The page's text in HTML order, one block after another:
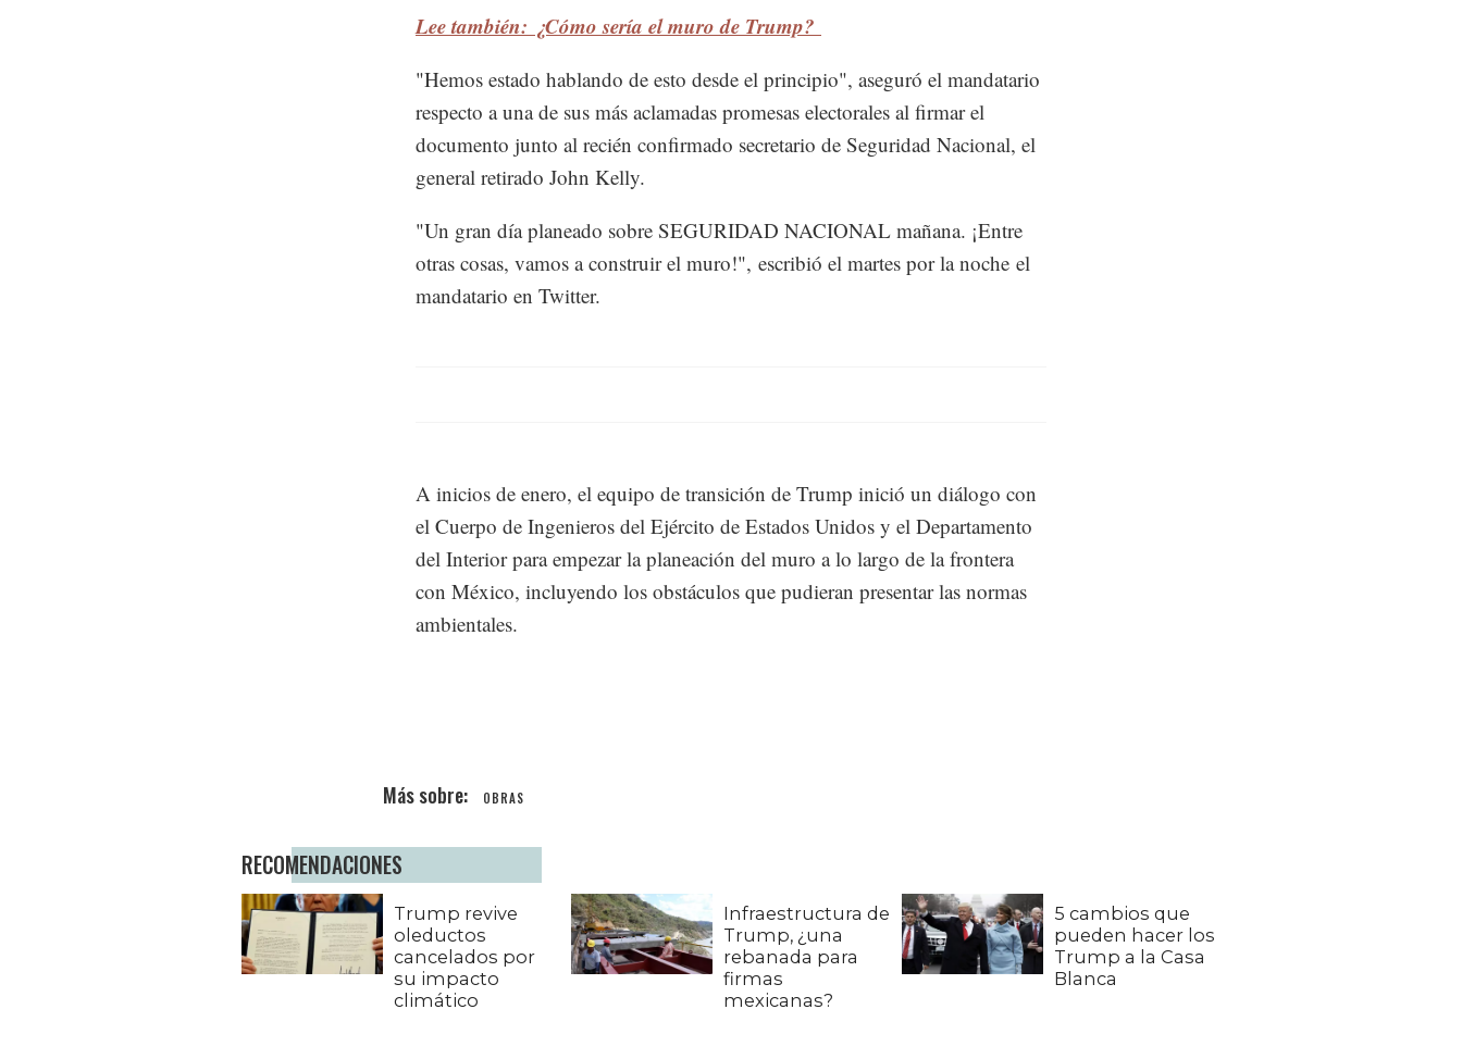
Lee también: ¿Cómo sería el muro de Trump?
"Hemos estado hablando de esto desde el principio", aseguró el mandatario
respecto a una de sus más aclamadas promesas electorales al firmar el
documento junto al recién confirmado secretario de Seguridad Nacional, el
general retirado John Kelly.
"Un gran día planeado sobre SEGURIDAD NACIONAL mañana. ¡Entre
otras cosas, vamos a construir el muro!", escribió el martes por la noche el
mandatario en Twitter.
A inicios de enero, el equipo de transición de Trump inició un diálogo con
el Cuerpo de Ingenieros del Ejército de Estados Unidos y el Departamento
del Interior para empezar la planeación del muro a lo largo de la frontera
con México, incluyendo los obstáculos que pudieran presentar las normas
ambientales.
OBRAS
RECOMENDACIONES
Trump revive
oleductos
cancelados por
su impacto
climático
Infraestructura de
Trump, ¿una
rebanada para
firmas
mexicanas?
5 cambios que
pueden hacer los
Trump a la Casa
Blanca